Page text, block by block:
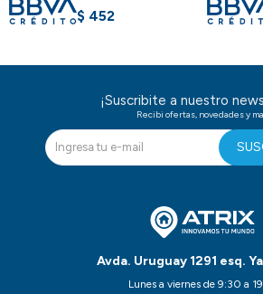
$ 452
Avda. Uruguay 1291 esq.
Lunes a viernes de 9:30 a
¡Suscribite a nuestro
Recibi ofertas, novedades y